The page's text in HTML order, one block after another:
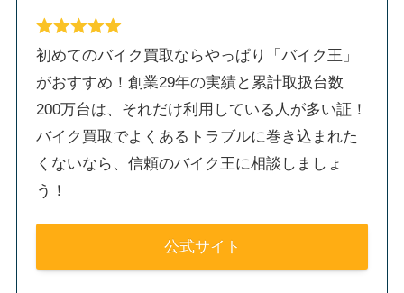
初めてのバイク買取ならやっぱり「バイク王」
がおすすめ！創業29年の実績と累計取扱台数
200万台は、それだけ利用している人が多い証！
バイク買取でよくあるトラブルに巻き込まれた
くないなら、信頼のバイク王に相談しましょ
う！
公式サイト